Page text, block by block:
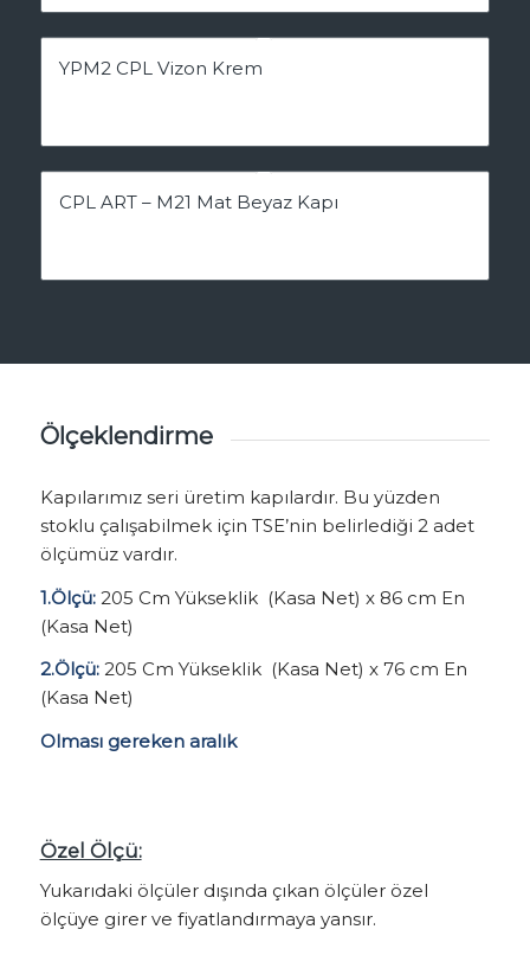
YPM2 CPL Vizon Krem
CPL ART – M21 Mat Beyaz Kapı
Ölçeklendirme
Kapılarımız seri üretim kapılardır. Bu yüzden
stoklu çalışabilmek için TSE’nin belirlediği 2 adet
ölçümüz vardır.
1.Ölçü:205 Cm Yükseklik (Kasa Net) x 86 cm En
(Kasa Net)
2.Ölçü:205 Cm Yükseklik (Kasa Net) x 76 cm En
(Kasa Net)
Olması gereken aralık
Özel Ölçü:
Yukarıdaki ölçüler dışında çıkan ölçüler özel
ölçüye girer ve fiyatlandırmaya yansır.